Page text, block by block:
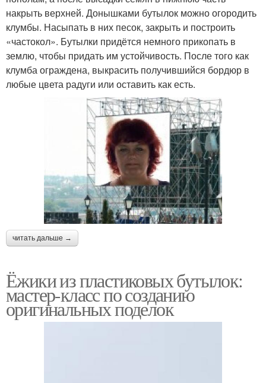
накрыть верхней. Донышками бутылок можно огородить
клумбы. Насыпать в них песок, закрыть и построить
«частокол». Бутылки придётся немного прикопать в
землю, чтобы придать им устойчивость. После того как
клумба ограждена, выкрасить получившийся бордюр в
любые цвета радуги или оставить как есть.
читать дальше →
Ёжики из пластиковых бутылок:
мастер-класс по созданию
оригинальных поделок